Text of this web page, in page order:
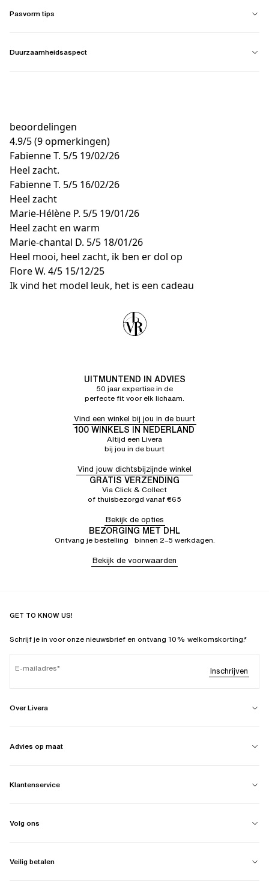
Pasvorm tips
Duurzaamheidsaspect
beoordelingen
4.9/5(9 opmerkingen)
Fabienne T. 5/5 19/02/26
Heel zacht.
Fabienne T. 5/5 16/02/26
Heel zacht
Marie-Hélène P. 5/5 19/01/26
Heel zacht en warm
Marie-chantal D. 5/5 18/01/26
Heel mooi, heel zacht, ik ben er dol op
Flore W. 4/5 15/12/25
Ik vind het model leuk, het is een cadeau
UITMUNTEND IN ADVIES
50 jaar expertise in de
perfecte fit voor elk lichaam.
Vind een winkel bij jou in de buurt
100 WINKELS IN NEDERLAND
Altijd een Livera
bij jou in de buurt
Vind jouw dichtsbijzijnde winkel
GRATIS VERZENDING
Via Click & Collect
of thuisbezorgd vanaf €65
Bekijk de opties
BEZORGING MET DHL
Ontvang je bestelling binnen 2–5 werkdagen.
Bekijk de voorwaarden
GET TO KNOW US!
Schrijf je in voor onze nieuwsbrief en ontvang 10% welkomskorting.*
E-mailadres Inschrijven
Over Livera
Advies op maat
Klantenservice
Volg ons
Veilig betalen